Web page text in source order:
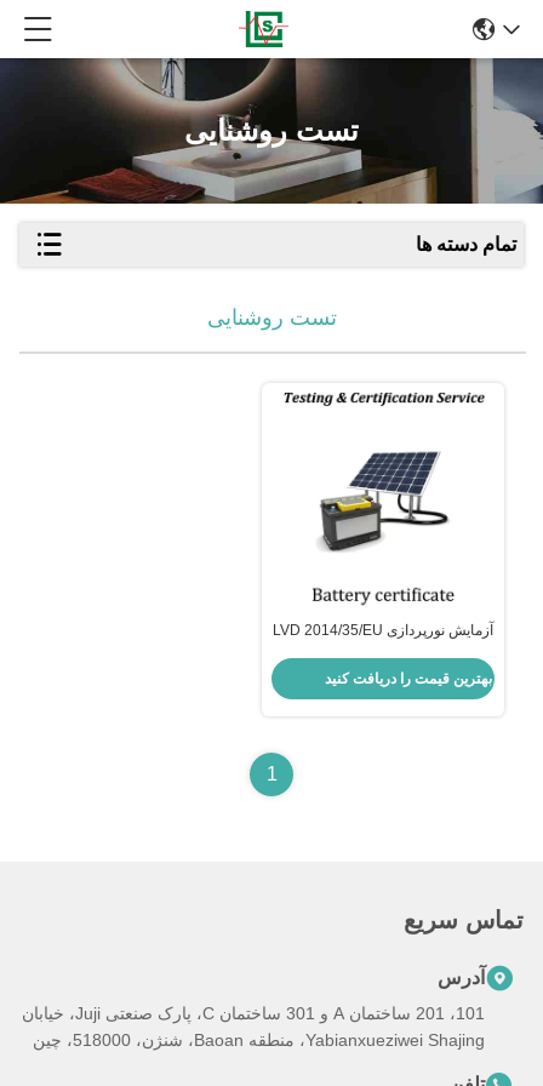
تست روشنایی
تمام دسته ها
تست روشنایی
آزمایش نورپردازی LVD 2014/35/EU
بهترین قیمت را دریافت کنید
1
تماس سریع
آدرس
101، 201 ساختمان A و 301 ساختمان C، پارک صنعتی Juji، خیابان
Yabianxueziwei Shajing، منطقه Baoan، شنژن، 518000، چین